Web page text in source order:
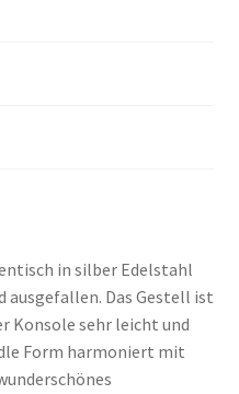
in silber Edelstahl
ausgefallen. Das Gestell ist
Konsole sehr leicht und
Form harmoniert mit